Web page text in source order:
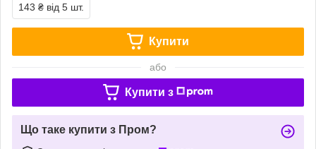
143 ₴ від 5 шт.
Купити
або
Купити з
Що таке купити з Пром?